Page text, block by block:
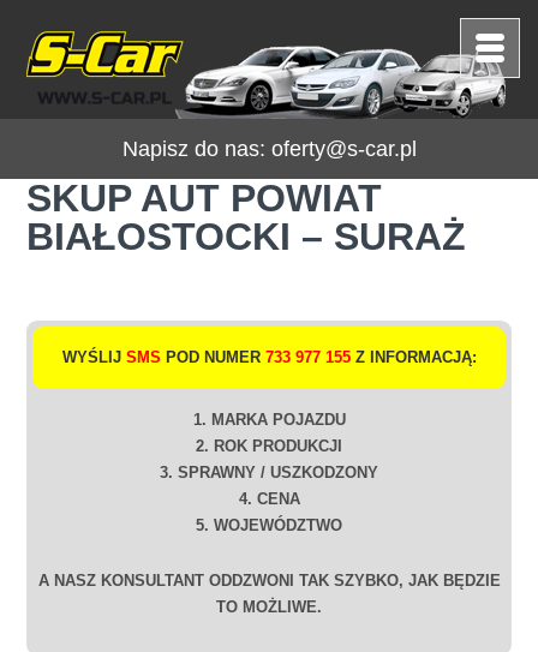
Napisz do nas: oferty@s-car.pl
SKUP AUT POWIAT
BIAŁOSTOCKI – SURAŻ
WYŚLIJ SMS POD NUMER 733 977 155Z INFORMACJĄ:
1. MARKA POJAZDU
2. ROK PRODUKCJI
3. SPRAWNY / USZKODZONY
4. CENA
5. WOJEWÓDZTWO
A NASZ KONSULTANT ODDZWONI TAK SZYBKO, JAK BĘDZIE
TO MOŻLIWE.